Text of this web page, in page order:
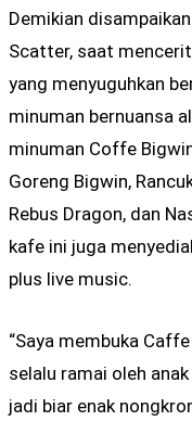
Demikian
Scatter, saat
yang menyuguhkan
minuman bernuansa
minuman Coffe
Goreng Bigwin,
Rebus Dragon, dan
kafe ini juga
plus live music.
“Saya membuka
selalu ramai oleh
jadi biar enak